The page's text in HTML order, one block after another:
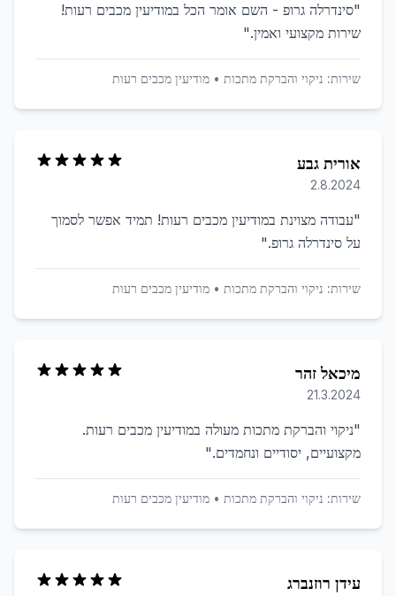
"סינדרלה גרופ - השם אומר הכל במודיעין מכבים רעות!
שירות מקצועי ואמין."
שירות: ניקוי והברקת מתכות • מודיעין מכבים רעות
אורית גבע
2.8.2024
"עבודה מצוינת במודיעין מכבים רעות! תמיד אפשר לסמוך
על סינדרלה גרופ."
שירות: ניקוי והברקת מתכות • מודיעין מכבים רעות
מיכאל זהר
21.3.2024
"ניקוי והברקת מתכות מעולה במודיעין מכבים רעות.
מקצועיים, יסודיים ונחמדים."
שירות: ניקוי והברקת מתכות • מודיעין מכבים רעות
עידן רוזנברג